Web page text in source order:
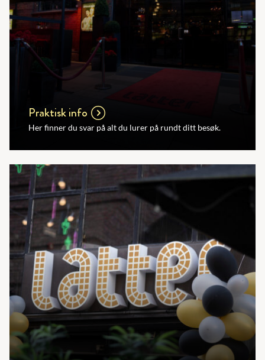
Praktisk info
Her finner du svar på alt du lurer på rundt ditt besøk.